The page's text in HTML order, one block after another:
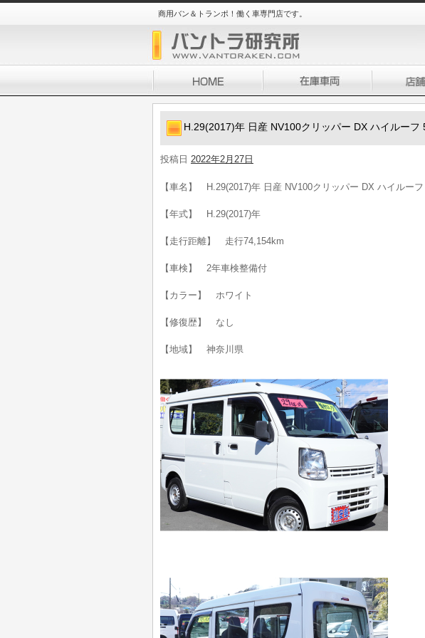
商用バン＆トランポ！働く車専門店です。
H.29(2017)年 日産 NV100クリッパー DX ハイルー
投稿日 2022年2月27日
【車名】 H.29(2017)年 日産 NV100クリッパー DX ハイルー
【年式】 H.29(2017)年
【走行距離】 走行74,154km
【車検】 2年車検整備付
【カラー】 ホワイト
【修復歴】 なし
【地域】 神奈川県